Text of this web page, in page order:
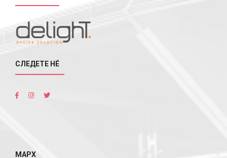
СЛЕДЕТЕ НÉ
МАРХ